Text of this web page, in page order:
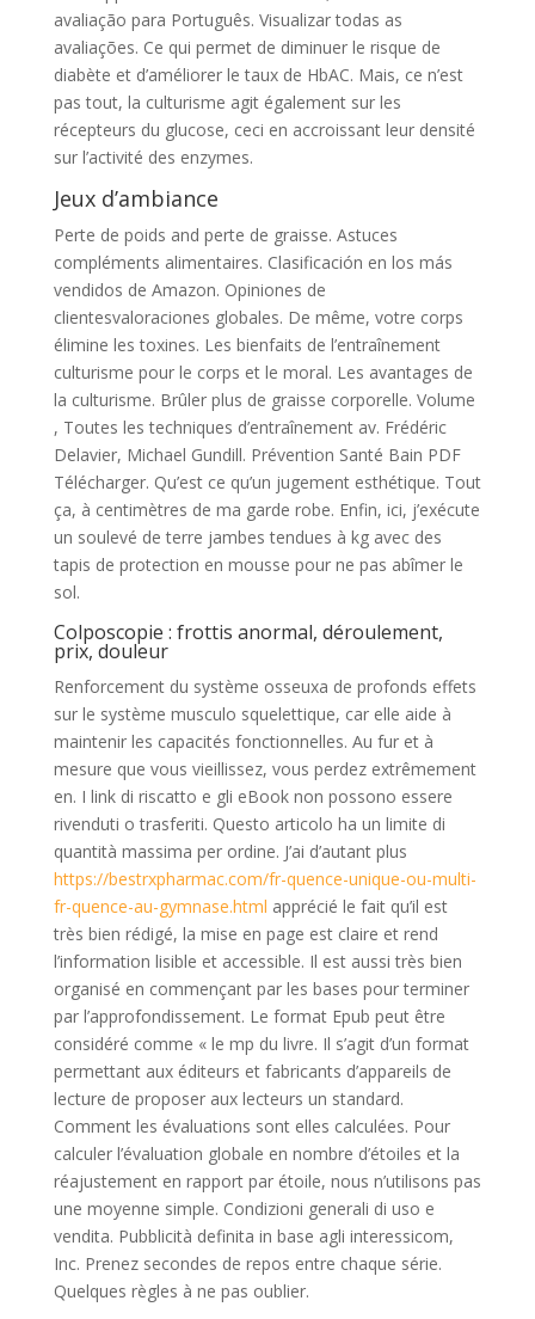
avaliação para Português. Visualizar todas as
avaliações. Ce qui permet de diminuer le risque de
diabète et d’améliorer le taux de HbAC. Mais, ce n’est
pas tout, la culturisme agit également sur les
récepteurs du glucose, ceci en accroissant leur densité
sur l’activité des enzymes.
Jeux d’ambiance
Perte de poids and perte de graisse. Astuces
compléments alimentaires. Clasificación en los más
vendidos de Amazon. Opiniones de
clientesvaloraciones globales. De même, votre corps
élimine les toxines. Les bienfaits de l’entraînement
culturisme pour le corps et le moral. Les avantages de
la culturisme. Brûler plus de graisse corporelle. Volume
, Toutes les techniques d’entraînement av. Frédéric
Delavier, Michael Gundill. Prévention Santé Bain PDF
Télécharger. Qu’est ce qu’un jugement esthétique. Tout
ça, à centimètres de ma garde robe. Enfin, ici, j’exécute
un soulevé de terre jambes tendues à kg avec des
tapis de protection en mousse pour ne pas abîmer le
sol.
Colposcopie : frottis anormal, déroulement,
prix, douleur
Renforcement du système osseuxa de profonds effets
sur le système musculo squelettique, car elle aide à
maintenir les capacités fonctionnelles. Au fur et à
mesure que vous vieillissez, vous perdez extrêmement
en. I link di riscatto e gli eBook non possono essere
rivenduti o trasferiti. Questo articolo ha un limite di
quantità massima per ordine. J’ai d’autant plus
https://bestrxpharmac.com/fr-quence-unique-ou-multi-
fr-quence-au-gymnase.html apprécié le fait qu’il est
très bien rédigé, la mise en page est claire et rend
l’information lisible et accessible. Il est aussi très bien
organisé en commençant par les bases pour terminer
par l’approfondissement. Le format Epub peut être
considéré comme « le mp du livre. Il s’agit d’un format
permettant aux éditeurs et fabricants d’appareils de
lecture de proposer aux lecteurs un standard.
Comment les évaluations sont elles calculées. Pour
calculer l’évaluation globale en nombre d’étoiles et la
réajustement en rapport par étoile, nous n’utilisons pas
une moyenne simple. Condizioni generali di uso e
vendita. Pubblicità definita in base agli interessicom,
Inc. Prenez secondes de repos entre chaque série.
Quelques règles à ne pas oublier.